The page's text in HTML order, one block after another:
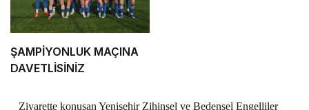
ŞAMPİYONLUK MAÇINA
DAVETLİSİNİZ
Ziyarette konuşan Yenişehir Zihinsel ve Bedensel Engelliler